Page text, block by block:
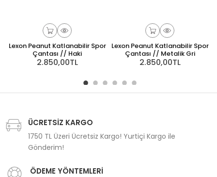
Lexon Peanut Katlanabilir Spor
Çantası // Haki
2.850,00TL
Lexon Peanut Katlanabilir Spor
Çantası // Metalik Gri
2.850,00TL
ÜCRETSİZ KARGO
1750 TL Üzeri Ücretsiz Kargo! Yurtiçi Kargo ile
Gönderim!
ÖDEME YÖNTEMLERİ